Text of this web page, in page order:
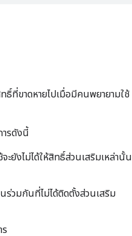
ธิ์ที่ขาดหายไปเมื่อมีคนพยายามใช้
ารดังนี้
จะยังไม่ได้ให้สิทธิ์ส่วนเสริมเหล่านั้น
ร่วมกันที่ไม่ได้ติดตั้งส่วนเสริม